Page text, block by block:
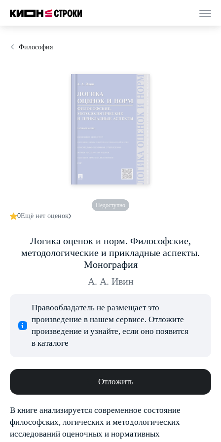
Философия
Недоступно
0Ещё нет оценок
Логика оценок и норм. Философские,
методологические и прикладные аспекты.
Монография
А. А. Ивин
Правообладатель не размещает это
произведение в нашем сервисе. Отложите
произведение и узнайте, если оно появится
в каталоге
Отложить
В книге анализируется современное состояние
философских, логических и методологических
исследований оценочных и нормативных